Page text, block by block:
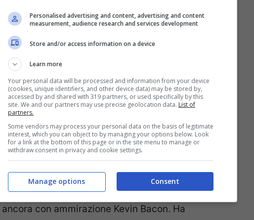
ha ricevuto nella recente Notte degli
vi compare anche un attore dalla lunga
visto ad esempio in Vivere e morire
Hotel, The French Dispatch e in molti
moglie, la regista Giada Colagrande, dove
Tra i suoi preferiti ci sarebberogli alpaca,
intervista tv con Alessandro Cattelan.
con ammirazione Kevin Bacon. Ha
Personalised advertising and content, advertising and content
measurement, audience research and services development
Store and/or access information on a device
Learn more
Your personal data will be processed and information from your device
(cookies, unique identifiers, and other device data) may be stored by,
accessed by and shared with 319 partners, or used specifically by this
site. We and our partners may use precise geolocation data. List of
partners.
Some vendors may process your personal data on the basis of legitimate
interest, which you can object to by managing your options below. Look
for a link at the bottom of this page or in the site menu to manage or
withdraw consent in privacy and cookie settings.
Consent
Manage options